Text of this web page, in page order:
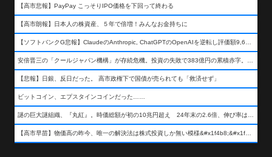
【高市悲報】PayPay こっそりIPO価格を下回って終わる
【高市朗報】日本人の株資産、５年で倍増！みんなお金持ちに
【悲報】日銀、反日だった。 高市政権下で国債が売られても「救済せず」
ビットコイン、エプスタインコインだった……